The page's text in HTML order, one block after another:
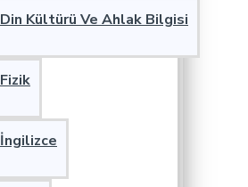
Din Kültürü Ve Ahlak Bilgisi
Fizik
İngilizce